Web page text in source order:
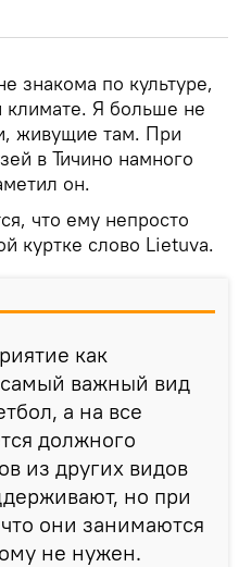
знакома по культуре,
климате. Я больше не
живущие там. При
в Тичино намного
он.
что ему непросто
куртке слово Lietuva.
как
важный вид
а на все
должного
из других видов
но при
они занимаются
не нужен.